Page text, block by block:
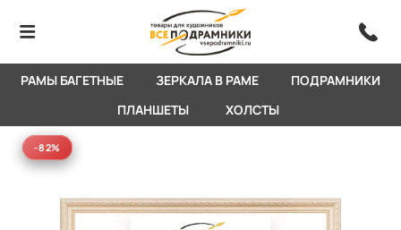
РАМЫ БАГЕТНЫЕ ЗЕРКАЛА В РАМЕ
ПОДРАМНИКИ
ПЛАНШЕТЫ
ХОЛСТЫ
-82%
-82%